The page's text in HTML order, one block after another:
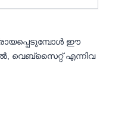
ഈ
വെബ്സൈറ്റ് എന്നിവ